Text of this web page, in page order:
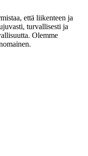
että liikenteen ja
turvallisesti ja
Olemme